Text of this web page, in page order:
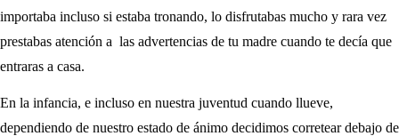
importaba incluso si estaba tronando, lo disfrutabas mucho y rara vez
prestabas atención a las advertencias de tu madre cuando te decía que
entraras a casa.
En la infancia, e incluso en nuestra juventud cuando llueve,
dependiendo de nuestro estado de ánimo decidimos corretear debajo de